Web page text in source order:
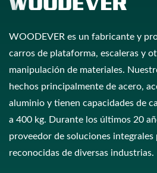
WOODEVER es un fabricante y
carros de plataforma, escaleras y
manipulación de materiales.
hechos principalmente de acero,
aluminio y tienen capacidades de
a 400 kg. Durante los últimos 20
proveedor de soluciones integrales
reconocidas de diversas industrias.